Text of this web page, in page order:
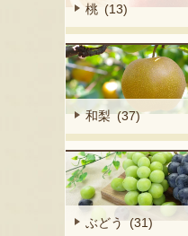
桃 (13)
和梨 (37)
ぶどう (31)